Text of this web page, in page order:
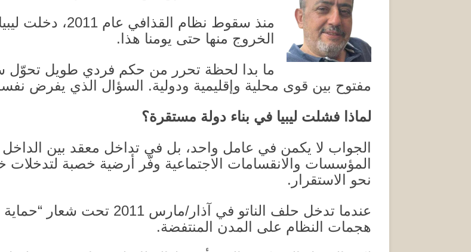
منذ سقوط نظام القذافي عام 2011، دخلت
الخروج منها حتى يومنا هذا .
ما بدا لحظة تحرر من حكم فردي طويل تحوّل
مفتوح بين قوى محلية وإقليمية ودولية. السؤال الذي يفرض
لماذا فشلت ليبيا في بناء دولة مستقرة؟
الجواب لا يكمن في عامل واحد، بل في تداخل معقد بين
المؤسسات والانقسامات الاجتماعية وفّر أرضية خصبة
نحو الاستقرار .
عندما تدخل حلف الناتو في آذار /مارس 2011 تحت شعار “حماية
هجمات النظام على المدن المنتفضة.